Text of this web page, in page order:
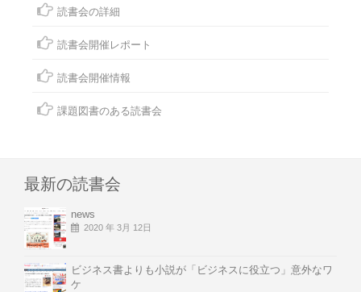
読書会の詳細
読書会開催レポート
読書会開催情報
課題図書のある読書会
最新の読書会
news
2020 年 3月 12日
ビジネス書よりも小説が「ビジネスに役立つ」意外なワ
ケ